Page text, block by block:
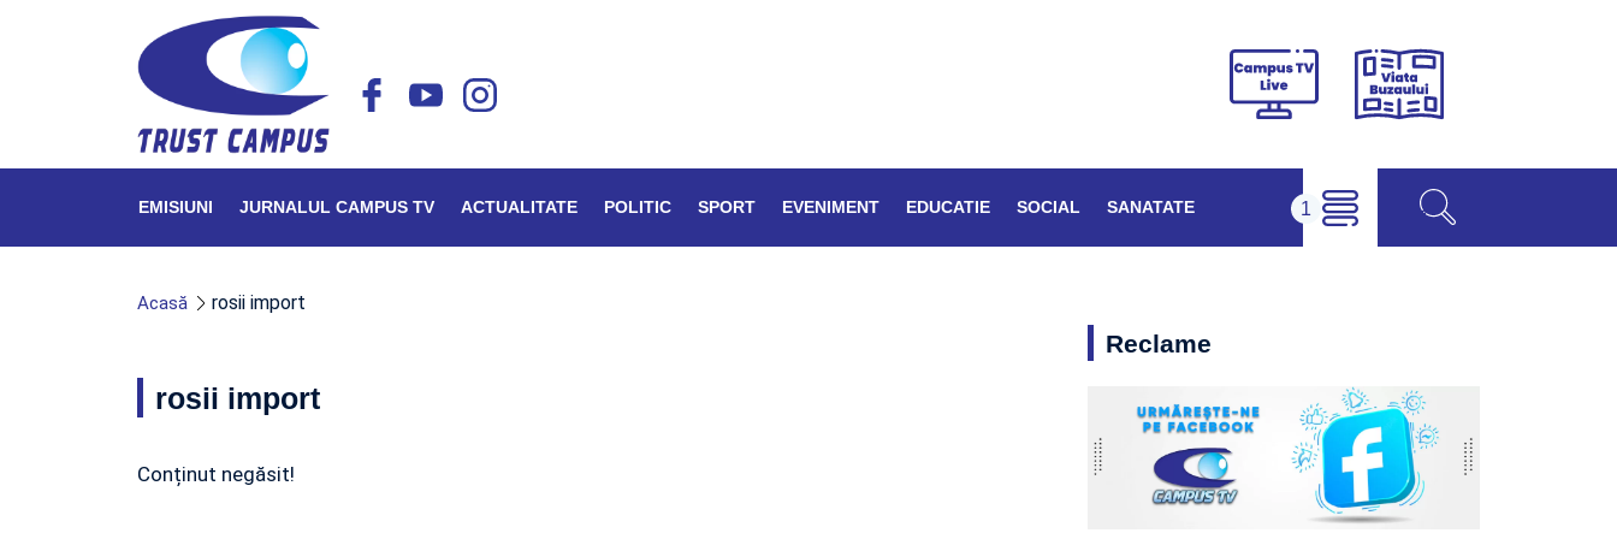
Campus
Viața
EMISIUNI JURNALUL CAMPUS TV ACTUALITATE POLITIC SPORT EVENIMENT EDUCATIE SOCIAL SANATATE
Acasă rosii import
rosii import
Conținut negăsit!
Reclame